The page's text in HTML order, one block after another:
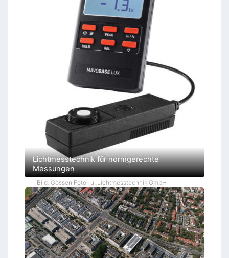
Lichtmesstechnik für normgerechte
Messungen
Bild: Gossen Foto- u. Lichtmesstechnik GmbH